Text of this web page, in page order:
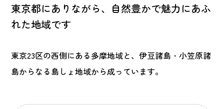
東京都にありながら、自然豊かで魅力にあふ
れた地域です
東京23区の西側にある多摩地域と、伊豆諸島・小笠原諸
島からなる島しょ地域から成っています。